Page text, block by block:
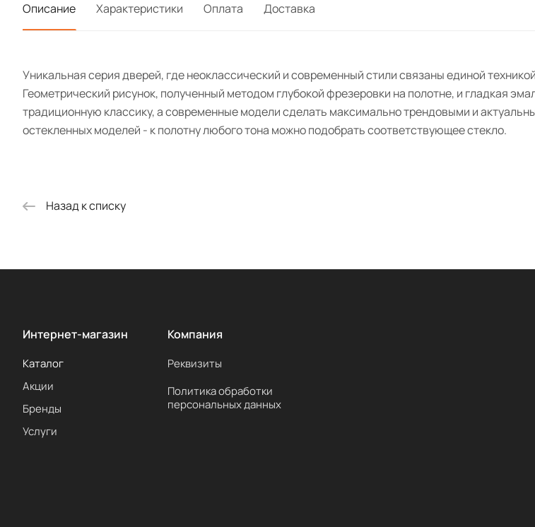
Описание Характеристики Оплата Доставка
Уникальная серия дверей, где неоклассический и современный стили связаны единой
Геометрический рисунок, полученный методом глубокой фрезеровки на полотне, и гладкая
традиционную классику, а современные модели сделать максимально трендовыми и
остекленных моделей - к полотну любого тона можно подобрать соответствующее стекло.
Назад к списку
Интернет-магазин
Каталог
Акции
Бренды
Услуги
Компания
Реквизиты
Политика обработки
персональных данных